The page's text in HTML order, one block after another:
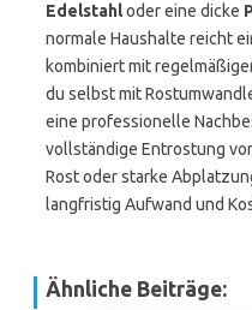
Edelstahloder eine dicke
normale Haushalte reicht
kombiniert mit
du selbst mit
eine professionelle
vollständige Entrostung
Rost oder starke
langfristig Aufwand und
Ähnliche Beiträge: